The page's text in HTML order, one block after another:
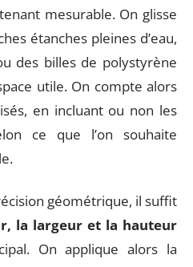
mesurable. On glisse
étanches pleines d’eau,
des billes de polystyrène
utile. On compte alors
en incluant ou non les
ce que l’on souhaite
géométrique, il suffit
la largeur et la hauteur
On applique alors la